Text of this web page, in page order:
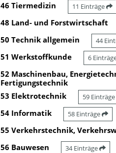
46 Tiermedizin 11 Einträge
48 Land- und Forstwirtschaft
50 Technik allgemein 44
51 Werkstoffkunde 6
52 Maschinenbau,
Fertigungstechnik
53 Elektrotechnik 59 Einträge
54 Informatik 58 Einträge
55 Verkehrstechnik,
56 Bauwesen 34 Einträge